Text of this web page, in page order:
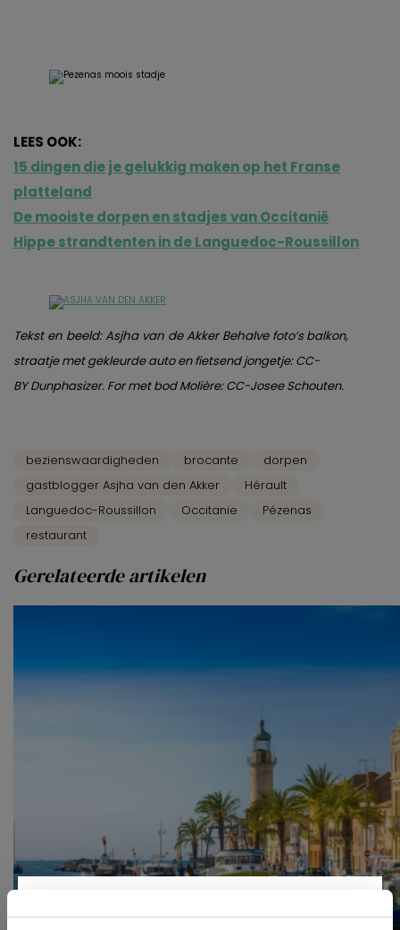
LEES OOK:
15 dingen die je gelukkig maken op het Franse
platteland
De mooiste dorpen en stadjes van Occitanië
Hippe strandtenten in de Languedoc-Roussillon
Tekst en beeld: Asjha van de Akker Behalve foto’s balkon,
straatje met gekleurde auto en fietsend jongetje: CC-
BY Dunphasizer. Formet bod Molière: CC-Josee Schouten.
bezienswaardigheden brocante
dorpen
gastblogger Asjha van den Akker
Hérault
Languedoc-Roussillon
Occitanie
Pézenas
restaurant
Gerelateerde artikelen